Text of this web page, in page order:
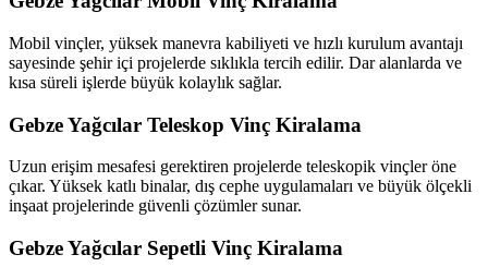
Mobil vinçler, yüksek manevra kabiliyeti ve hızlı kurulum avantajı
sayesinde şehir içi projelerde sıklıkla tercih edilir. Dar alanlarda ve
kısa süreli işlerde büyük kolaylık sağlar.
Gebze Yağcılar Teleskop Vinç Kiralama
Uzun erişim mesafesi gerektiren projelerde teleskopik vinçler öne
çıkar. Yüksek katlı binalar, dış cephe uygulamaları ve büyük ölçekli
inşaat projelerinde güvenli çözümler sunar.
Gebze Yağcılar Sepetli Vinç Kiralama